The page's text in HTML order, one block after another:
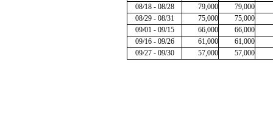
08/18 - 08/28
79,000
79,000
08/29 - 08/31
75,000
75,000
09/01 - 09/15
66,000
66,000
09/16 - 09/26
61,000
61,000
09/27 - 09/30
57,000 57,000